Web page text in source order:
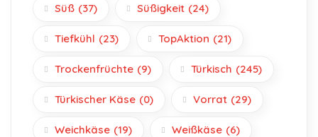
Süß (37) Süßigkeit (24)
Tiefkühl (23) TopAktion (21)
Trockenfrüchte (9) Türkisch (245)
Türkischer Käse (0) Vorrat (29)
Weichkäse (19) Weißkäse (6)